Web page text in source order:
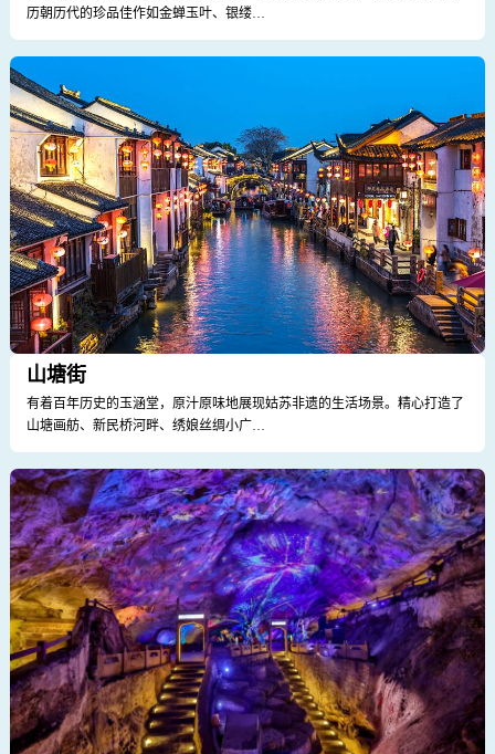
历朝历代的珍品佳作如金蝉玉叶、银缕…
山塘街
有着百年历史的玉涵堂，原汁原味地展现姑苏非遗的生活场景。精心打造了
山塘画舫、新民桥河畔、绣娘丝绸小广…